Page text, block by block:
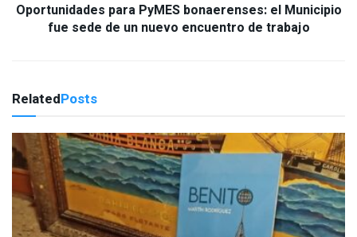
Oportunidades para PyMES bonaerenses: el Municipio
fue sede de un nuevo encuentro de trabajo
RelatedPosts